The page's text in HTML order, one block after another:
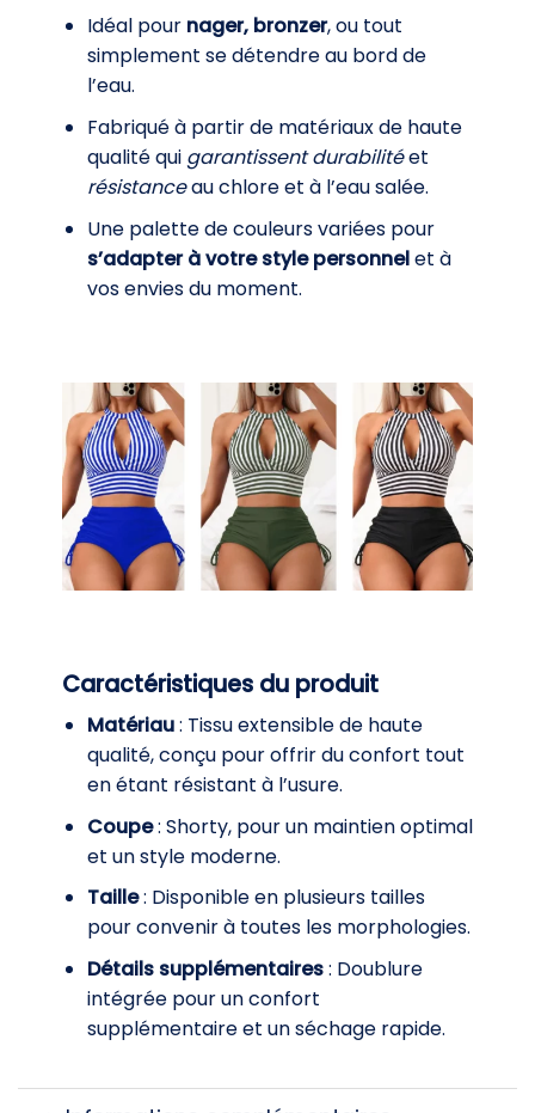
Idéal pour nager, bronzer, ou tout
simplement se détendre au bord de
l’eau.
Fabriqué à partir de matériaux de haute
qualité qui garantissent durabilitéet
résistanceau chlore et à l’eau salée.
Une palette de couleurs variées pour
s’adapter à votre style personnelet à
vos envies du moment.
Caractéristiques du produit
Matériau: Tissu extensible de haute
qualité, conçu pour offrir du confort tout
en étant résistant à l’usure.
Coupe: Shorty, pour un maintien optimal
et un style moderne.
Taille: Disponible en plusieurs tailles
pour convenir à toutes les morphologies.
Détails supplémentaires: Doublure
intégrée pour un confort
supplémentaire et un séchage rapide.